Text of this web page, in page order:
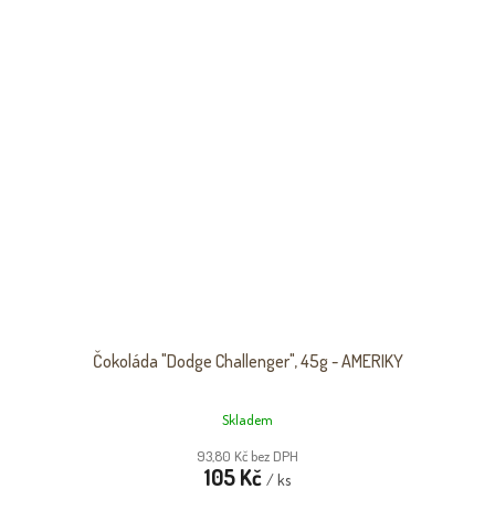
Čokoláda "Dodge Challenger", 45g - AMERIKY
Skladem
93,80 Kč bez DPH
105 Kč / ks